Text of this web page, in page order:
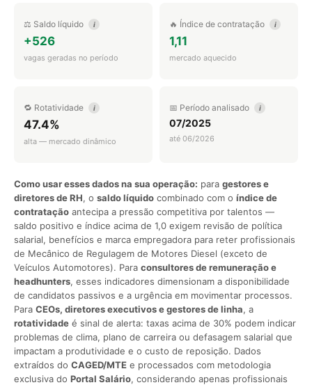
⚖️ Saldo líquido i
+526
vagas geradas no período
🔥 Índice de contratação i
1,11
mercado aquecido
🔁 Rotatividade i
47.4%
alta — mercado dinâmico
📅 Período analisado i
07/2025
até 06/2026
Como usar esses dados na sua operação: para gestores e
diretores de RH, o saldo líquido combinado com o índice de
contratação antecipa a pressão competitiva por talentos —
saldo positivo e índice acima de 1,0 exigem revisão de política
salarial, benefícios e marca empregadora para reter profissionais
de Mecânico de Regulagem de Motores Diesel (exceto de
Veículos Automotores). Para consultores de remuneração e
headhunters, esses indicadores dimensionam a disponibilidade
de candidatos passivos e a urgência em movimentar processos.
Para CEOs, diretores executivos e gestores de linha, a
rotatividade é sinal de alerta: taxas acima de 30% podem indicar
problemas de clima, plano de carreira ou defasagem salarial que
impactam a produtividade e o custo de reposição. Dados
extraídos do CAGED/MTE e processados com metodologia
exclusiva do Portal Salário, considerando apenas profissionais